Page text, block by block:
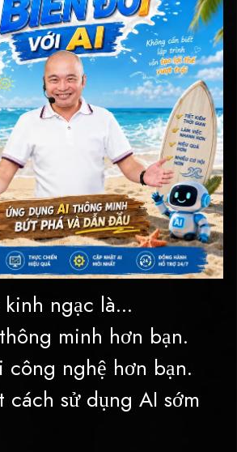
ngạc là...
minh hơn bạn.
công nghệ hơn bạn.
cách sử dụng AI sớm